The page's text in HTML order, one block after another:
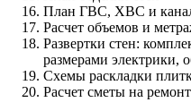
План ГВС, ХВС и
Расчет объемов и
Развертки стен:
размерами электрики,
Схемы раскладки
Расчет сметы на ремонт